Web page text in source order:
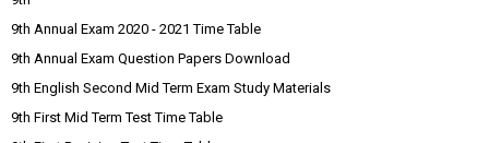
9th Annual Exam 2020 - 2021 Time Table
9th Annual Exam Question Papers Download
9th English Second Mid Term Exam Study Materials
9th First Mid Term Test Time Table